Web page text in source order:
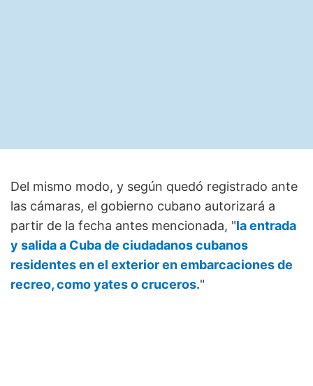
Del mismo modo, y según quedó registrado ante
las cámaras, el gobierno cubano autorizará a
partir de la fecha antes mencionada, "la entrada
y salida a Cuba de ciudadanos cubanos
residentes en el exterior en embarcaciones de
recreo, como yates o cruceros."